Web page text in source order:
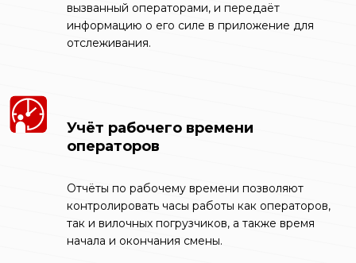
вызванный операторами, и передаёт
информацию о его силе в приложение для
отслеживания.
Учёт рабочего времени
операторов
Отчёты по рабочему времени позволяют
контролировать часы работы как операторов,
так и вилочных погрузчиков, а также время
начала и окончания смены.